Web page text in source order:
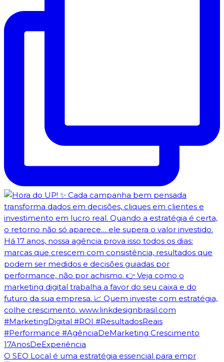
O SEO Local é uma estratégia essencial para empr